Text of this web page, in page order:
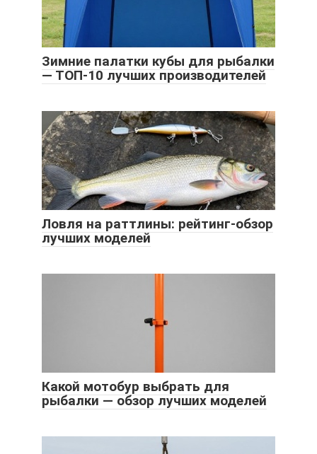
Зимние палатки кубы для рыбалки
— ТОП-10 лучших производителей
Ловля на раттлины: рейтинг-обзор
лучших моделей
Какой мотобур выбрать для
рыбалки — обзор лучших моделей